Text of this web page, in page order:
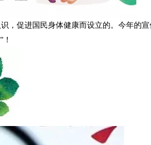
，促进国民身体健康而设立的。今年的